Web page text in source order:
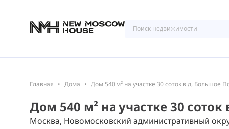
Главная Дома Дом 540 м² на участке 30 соток в д. Большое
Дом 540 м² на участке 30
Москва, Новомосковский административный